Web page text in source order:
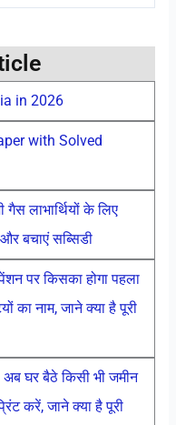
in 2026
with Solved
लाभार्थियों के लिए
बचाएं सब्सिडी
पर किसका होगा पहला
का नाम, जाने क्या है पूरी
घर बैठे किसी भी जमीन
करें, जाने क्या है पूरी